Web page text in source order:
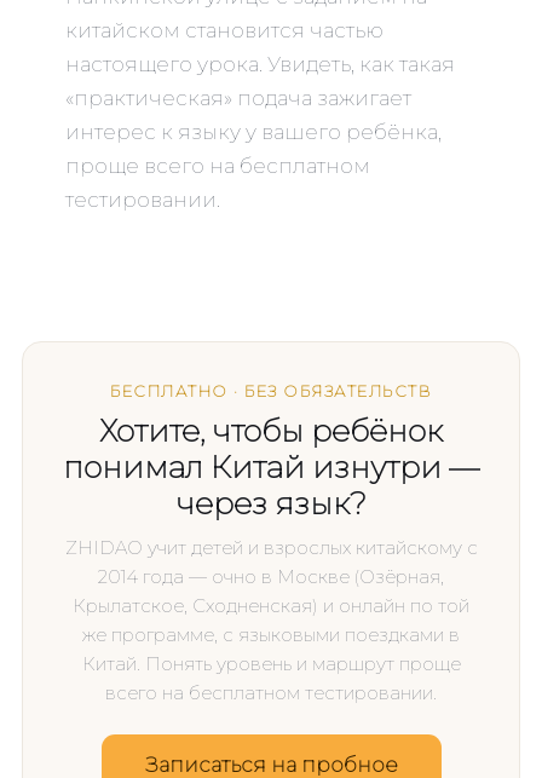
китайском становится частью
настоящего урока. Увидеть, как такая
«практическая» подача зажигает
интерес к языку у вашего ребёнка,
проще всего на бесплатном
тестировании.
БЕСПЛАТНО · БЕЗ ОБЯЗАТЕЛЬСТВ
Хотите, чтобы ребёнок
понимал Китай изнутри —
через язык?
ZHIDAO учит детей и взрослых китайскому с
2014 года — очно в Москве (Озёрная,
Крылатское, Сходненская) и онлайн по той
же программе, с языковыми поездками в
Китай. Понять уровень и маршрут проще
всего на бесплатном тестировании.
Записаться на пробное